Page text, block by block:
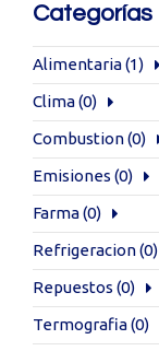
Categorías
Alimentaria(1)
Clima(0)
Combustion(0)
Emisiones (0)
Farma(0)
Refrigeracion(0)
Repuestos (0)
Termografia(0)